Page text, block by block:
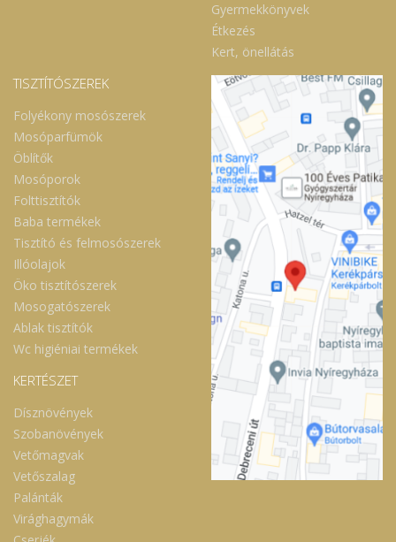
Gyermekkönyvek
Étkezés
Kert, önellátás
TISZTÍTÓSZEREK
Folyékony mosószerek
Mosóparfümök
Öblítők
Mosóporok
Folttisztítók
Baba termékek
Tisztító és felmosószerek
Illóolajok
Öko tisztítószerek
Mosogatószerek
Ablak tisztítók
Wc higiéniai termékek
KERTÉSZET
Dísznövények
Szobanövények
Vetőmagvak
Vetőszalag
Palánták
Virághagymák